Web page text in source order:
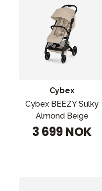
Cybex
Cybex BEEZY Sulky
Almond Beige
3 699 NOK